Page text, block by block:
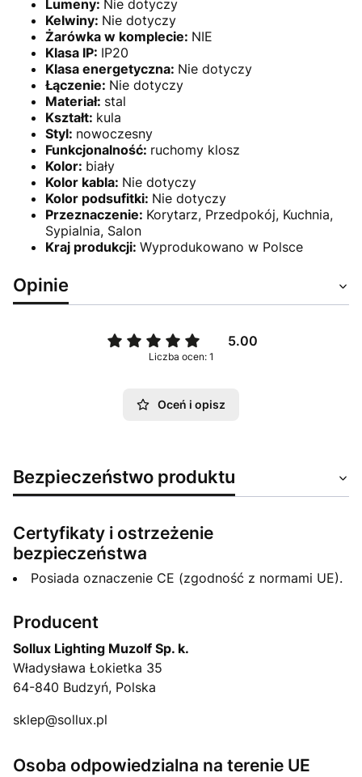
Lumeny: Nie dotyczy
Kelwiny: Nie dotyczy
Żarówka w komplecie: NIE
Klasa IP: IP20
Klasa energetyczna: Nie dotyczy
Łączenie: Nie dotyczy
Materiał: stal
Kształt: kula
Styl: nowoczesny
Funkcjonalność: ruchomy klosz
Kolor: biały
Kolor kabla: Nie dotyczy
Kolor podsufitki: Nie dotyczy
Przeznaczenie: Korytarz, Przedpokój, Kuchnia,
Sypialnia, Salon
Kraj produkcji: Wyprodukowano w Polsce
Opinie
5.00
Liczba ocen: 1
Oceń i opisz
Bezpieczeństwo produktu
Certyfikaty i ostrzeżenie
bezpieczeństwa
Posiada oznaczenie CE (zgodność z normami UE).
Producent
Sollux Lighting Muzolf Sp. k.
Władysława Łokietka 35
64-840 Budzyń, Polska
sklep@sollux.pl
Osoba odpowiedzialna na terenie UE